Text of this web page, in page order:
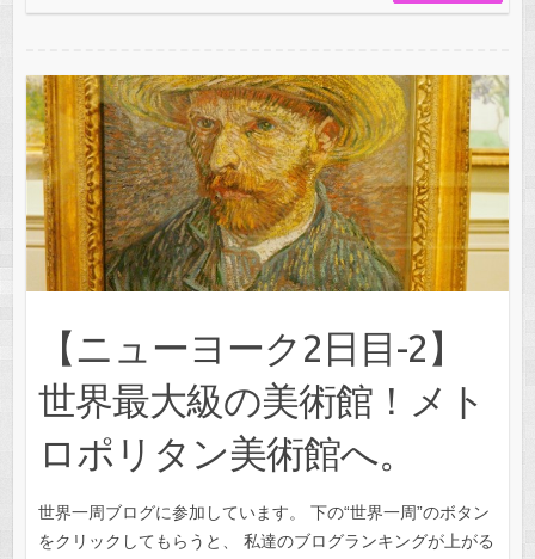
【ニューヨーク2日目-2】
世界最大級の美術館！メト
ロポリタン美術館へ。
世界一周ブログに参加しています。 下の“世界一周”のボタン
をクリックしてもらうと、 私達のブログランキングが上がる